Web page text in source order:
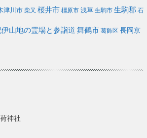
津川市 柴又 桜井市 橿原市 浅草 生駒市 生駒郡 石
山地の霊場と参詣道 舞鶴市 葛飾区 長岡京
神社